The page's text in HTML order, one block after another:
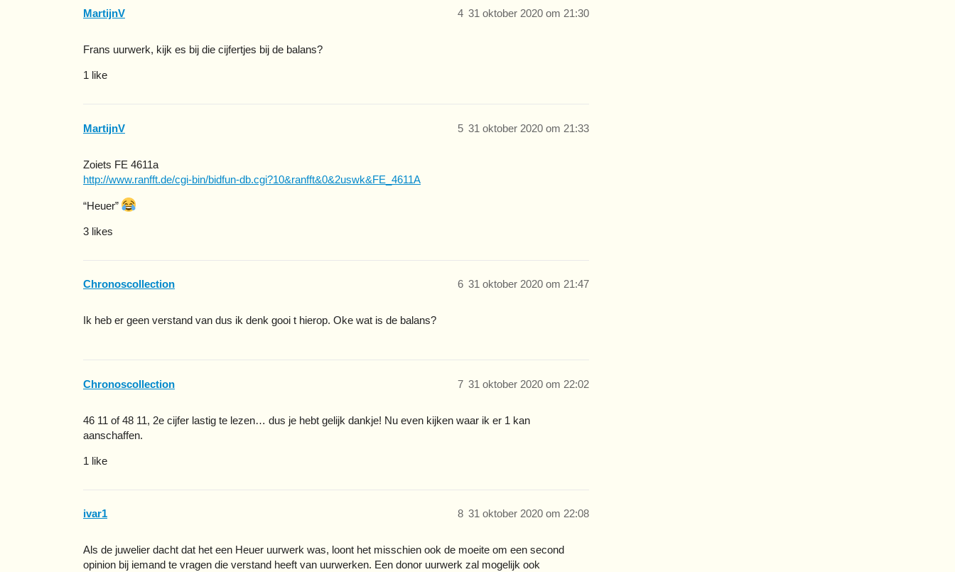
MartijnV 31 oktober 2020 om 21:30
4
Frans uurwerk, kijk es bij die cijfertjes bij de balans?
1 like
MartijnV 31 oktober 2020 om 21:33
5
Zoiets FE 4611a
http://www.ranfft.de/cgi-bin/bidfun-db.cgi?10&ranfft&0&2uswk&FE_4611A
“Heuer”
3 likes
Chronoscollection 31 oktober 2020 om 21:47
6
Ik heb er geen verstand van dus ik denk gooi t hierop. Oke wat is de balans?
Chronoscollection 31 oktober 2020 om 22:02
7
46 11 of 48 11, 2e cijfer lastig te lezen… dus je hebt gelijk dankje! Nu even kijken waar ik er 1 kan
aanschaffen.
1 like
ivar1 31 oktober 2020 om 22:08
8
Als de juwelier dacht dat het een Heuer uurwerk was, loont het misschien ook de moeite om een second
opinion bij iemand te vragen die verstand heeft van uurwerken. Een donor uurwerk zal mogelijk ook